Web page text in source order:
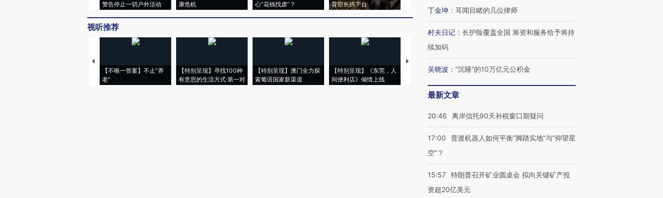
警告停止一切户外活动
康危机
心“花钱找虐”？
育部长拱下台
视听推荐
【不唯一答案】不止“养
老”
【特别呈现】寻找100种
有意思的生活方式·第一对
【特别呈现】澳门全力探
索葡语国家新渠道
【特别呈现】《东莞，人
间便利店》倾情上线
【推广】走进第四届链博
会，让数智科技“链”接产
【特别呈现】寻找100种
丁金坤 ： 耳闻目睹的几位律师
村夫日记 ： 长护险覆盖全国 筹资和服务给予将持
续加码
吴晓波 ： “沉睡”的10万亿元公积金
最新文章
20:46 离岸信托90天补税窗口期疑问
17:00
普渡机器人如何平衡“脚踏实地”与“仰望星
空”？
15:57 特朗普召开矿业圆桌会 拟向关键矿产投
资超20亿美元